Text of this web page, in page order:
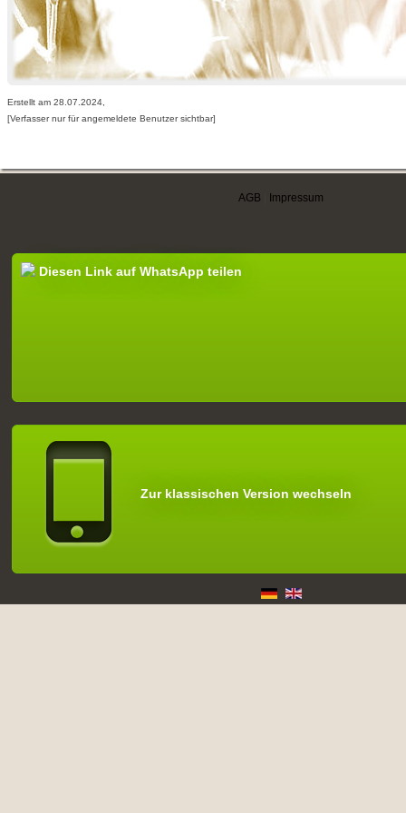
Erstellt am 28.07.2024,
[Verfasser nur für angemeldete Benutzer sichtbar]
AGB Impressum
Diesen Link auf WhatsApp teilen
Zur klassischen Version wechseln